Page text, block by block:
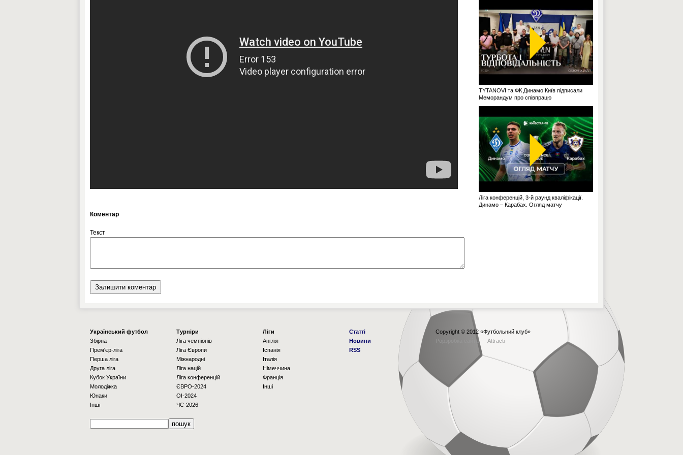
Коментар
Текст
TYTANOVI та ФК Динамо Київ підписали
Меморандум про співпрацю
Ліга конференцій, 3-й раунд кваліфікації.
Динамо – Карабах. Огляд матчу
Українcький футбол
Збірна
Прем'єр-ліга
Перша ліга
Друга ліга
Кубок України
Молодіжка
Юнаки
Інші
Турніри
Ліга чемпіонів
Ліга Європи
Міжнародні
Ліга націй
Ліга конференцій
ЄВРО-2024
OI-2024
ЧС-2026
Ліги
Англія
Іспанія
Італія
Німеччина
Франція
Інші
Статті
Новини
RSS
Copyright © 2012 «Футбольний клуб»
Рорзробка сайта — Attracti